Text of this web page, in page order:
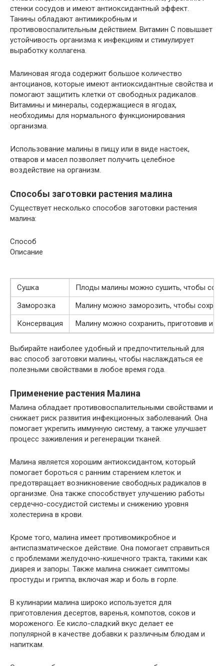
стенки сосудов и имеют антиоксидантный эффект.
Танины обладают антимикробным и
противовоспалительным действием. Витамин C повышает
устойчивость организма к инфекциям и стимулирует
выработку коллагена.
Малиновая ягода содержит большое количество
антоцианов, которые имеют антиоксидантные свойства и
помогают защитить клетки от свободных радикалов.
Витамины и минералы, содержащиеся в ягодах,
необходимы для нормального функционирования
организма.
Использование малины в пищу или в виде настоек,
отваров и масел позволяет получить целебное
воздействие на организм.
Способы заготовки растения малина
Существует несколько способов заготовки растения
малина:
Способ
Описание
Сушка
Плоды малины можно сушить, чтобы
Заморозка
Малину можно заморозить, чтобы
Консервация
Малину можно сохранить, приготовив из
Выбирайте наиболее удобный и предпочтительный для
вас способ заготовки малины, чтобы наслаждаться ее
полезными свойствами в любое время года.
Применение растения Малина
Малина обладает противовоспалительными свойствами и
снижает риск развития инфекционных заболеваний. Она
помогает укрепить иммунную систему, а также улучшает
процесс заживления и регенерации тканей.
Малина является хорошим антиоксидантом, который
помогает бороться с ранним старением клеток и
предотвращает возникновение свободных радикалов в
организме. Она также способствует улучшению работы
сердечно-сосудистой системы и снижению уровня
холестерина в крови.
Кроме того, малина имеет противомикробное и
антиспазматическое действие. Она помогает справиться
с проблемами желудочно-кишечного тракта, такими как
диарея и запоры. Также малина снижает симптомы
простуды и гриппа, включая жар и боль в горле.
В кулинарии малина широко используется для
приготовления десертов, варенья, компотов, соков и
мороженого. Ее кисло-сладкий вкус делает ее
популярной в качестве добавки к различным блюдам и
напиткам.